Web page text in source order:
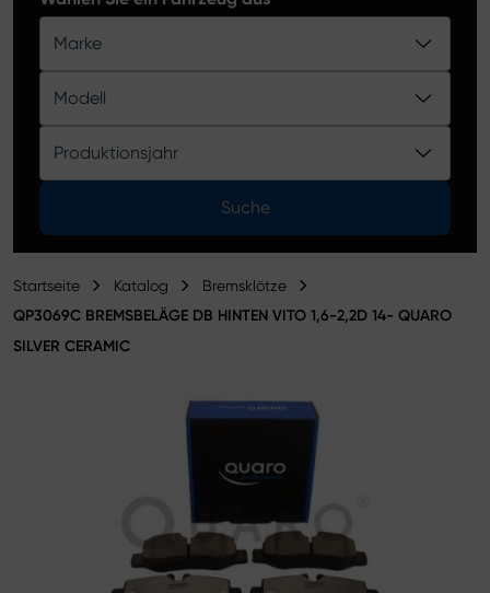
Produktkatalog
Marke
Modell
Produktionsjahr
Suche
Startseite Katalog Bremsklötze
QP3069C BREMSBELÄGE DB HINTEN VITO 1,6-2,2D 14- QUARO
SILVER CERAMIC